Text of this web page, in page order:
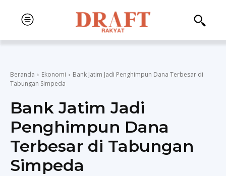
Beranda Ekonomi
Bank Jatim Jadi Penghimpun Dana Terbesar di
Tabungan Simpeda
Bank Jatim Jadi
Penghimpun Dana
Terbesar di Tabungan
Simpeda